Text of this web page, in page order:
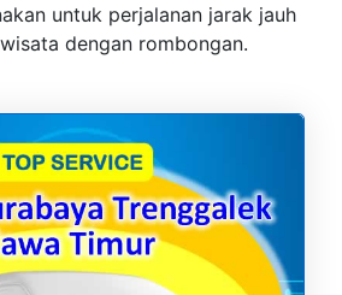
untuk perjalanan jarak jauh
dengan rombongan.